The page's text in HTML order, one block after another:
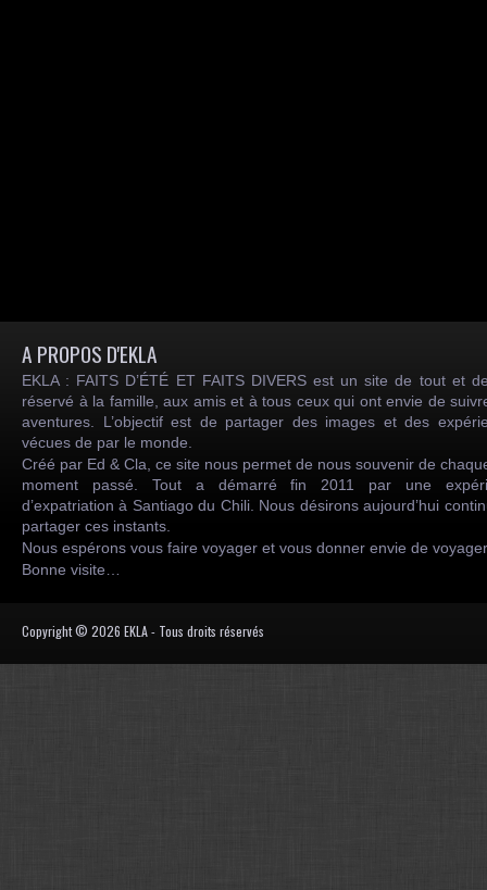
A PROPOS D'EKLA
EKLA : FAITS D’ÉTÉ ET FAITS DIVERS est un site de tout et
réservé à la famille, aux amis et à tous ceux qui ont envie de
aventures. L’objectif est de partager des images et des
vécues de par le monde.
Créé par Ed & Cla, ce site nous permet de nous souvenir de
moment passé. Tout a démarré fin 2011 par une
d’expatriation à Santiago du Chili. Nous désirons aujourd’hui
partager ces instants.
Nous espérons vous faire voyager et vous donner envie de
Bonne visite…
Copyright © 2026 EKLA - Tous droits réservés